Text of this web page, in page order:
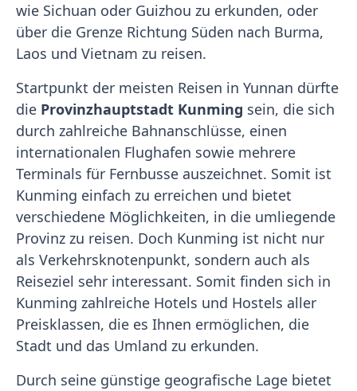
wie Sichuan oder Guizhou zu erkunden, oder
über die Grenze Richtung Süden nach Burma,
Laos und Vietnam zu reisen.
Startpunkt der meisten Reisen in Yunnan dürfte
die Provinzhauptstadt Kunming sein, die sich
durch zahlreiche Bahnanschlüsse, einen
internationalen Flughafen sowie mehrere
Terminals für Fernbusse auszeichnet. Somit ist
Kunming einfach zu erreichen und bietet
verschiedene Möglichkeiten, in die umliegende
Provinz zu reisen. Doch Kunming ist nicht nur
als Verkehrsknotenpunkt, sondern auch als
Reiseziel sehr interessant. Somit finden sich in
Kunming zahlreiche Hotels und Hostels aller
Preisklassen, die es Ihnen ermöglichen, die
Stadt und das Umland zu erkunden.
Durch seine günstige geografische Lage bietet